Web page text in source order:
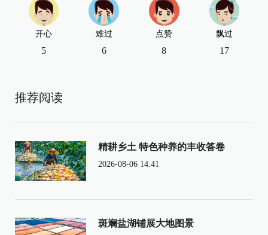
开心
5
难过
6
点赞
8
飘过
17
推荐阅读
精耕乡土 特色种养的丰收答卷
2026-08-06 14:41
斑斓盐湖铺展大地图景